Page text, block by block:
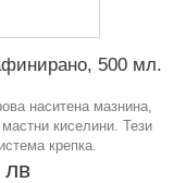
500 мл.
наситена мазнина,
киселини. Тези
крепка.